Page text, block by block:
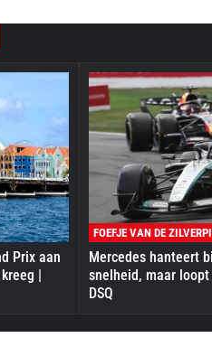
Prix aan
|
FOEFJE VAN DE
Mercedes hanteert
snelheid, maar
DSQ